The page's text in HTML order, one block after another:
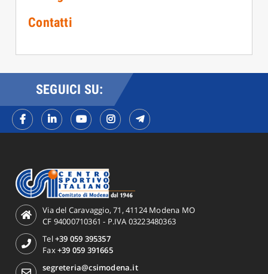
Contatti
SEGUICI SU:
Via del Caravaggio, 71, 41124 Modena MO
CF 94000710361 - P.IVA 03223480363
Tel+39 059 395357
Fax+39 059 391665
segreteria@csimodena.it